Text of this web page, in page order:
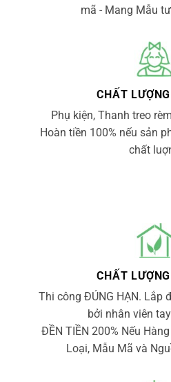
mã - Mang Mẫu
CHẤT
Phụ kiện, Thanh treo
Hoàn tiền 100% nếu sản
chất
CHẤT
Thi công ĐÚNG HẠN. Lắp
bởi nhân viên
ĐỀN TIỀN 200% Nếu
Loại, Mẫu Mã và